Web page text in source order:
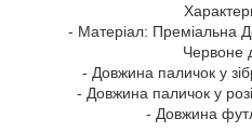
- Матеріал: Преміальна
Червоне
- Довжина паличок у
- Довжина паличок у
- Довжина